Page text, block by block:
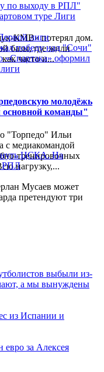
КМВ» потерял дом.
базы, где жили
часто и...
молодёжь
основной команды"
"Торпедо" Ильи
с медиакомандой
тренировочных
нагрузку,...
по выходу в РПЛ"
туре Лиги
лиги
победу над "Сочи"
«Спартака» оформил
Мусаев может
претендуют три
выбыли из-
а мы вынуждены
из Испании и
евро за Алексея